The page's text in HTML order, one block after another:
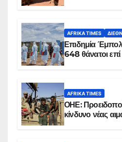
AFRIKA TIMES
Επιδημία
648 θάνατοι
AFRIKA TIMES
ΟΗΕ:
κίνδυνο νέας